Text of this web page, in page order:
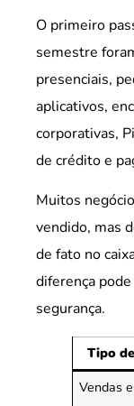
O primeiro
semestre
presenciais,
aplicativos,
corporativas,
de crédito e
Muitos
vendido, mas
de fato no
diferença
segurança.
Tipo
Vendas